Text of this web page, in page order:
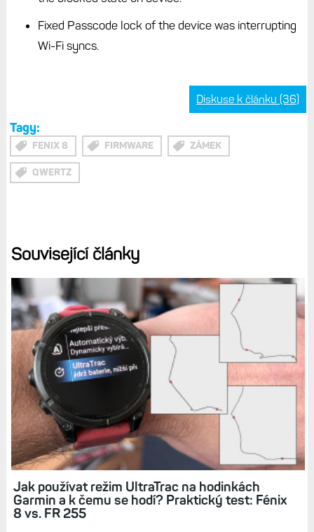
Fixed Passcode lock of the device was interrupting
Wi-Fi syncs.
Diskuse k článku (36)
Tagy:
FENIX 8 FIRMWARE ZÁMEK
QWERTZ
Související články